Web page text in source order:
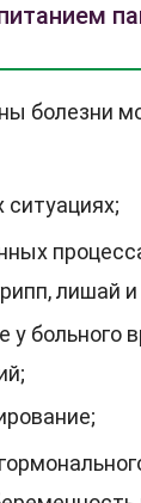
болезни
лишай
у больного